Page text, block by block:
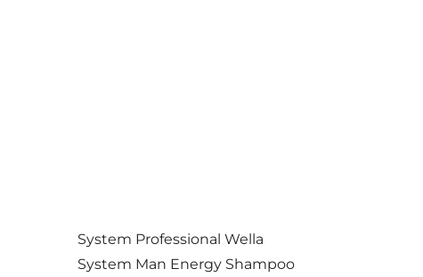
System Professional Wella
System Man Energy Shampoo